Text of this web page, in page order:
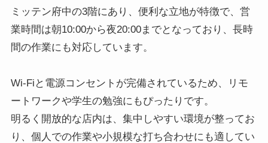
ミッテン府中の3階にあり、便利な立地が特徴で、営
業時間は朝10:00から夜20:00までとなっており、長時
間の作業にも対応しています。
Wi-Fiと電源コンセントが完備されているため、リモ
ートワークや学生の勉強にもぴったりです。
明るく開放的な店内は、集中しやすい環境が整ってお
り、個人での作業や小規模な打ち合わせにも適してい